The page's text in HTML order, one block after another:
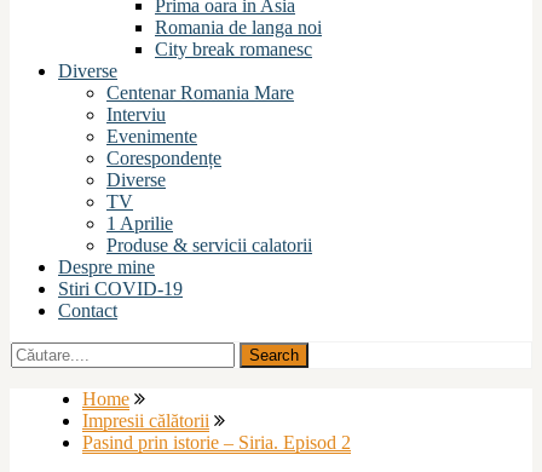
Prima oara in Asia
Romania de langa noi
City break romanesc
Diverse
Centenar Romania Mare
Interviu
Evenimente
Corespondențe
Diverse
TV
1 Aprilie
Produse & servicii calatorii
Despre mine
Stiri COVID-19
Contact
Home
Impresii călătorii
Pasind prin istorie – Siria. Episod 2